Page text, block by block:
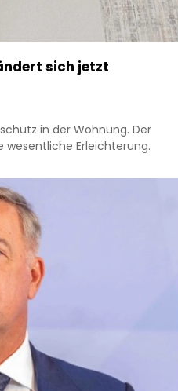
sich jetzt
in der Wohnung. Der
Erleichterung.